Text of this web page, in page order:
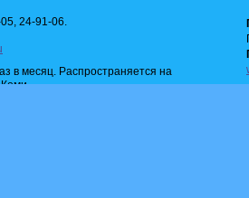
24-91-06.
в месяц. Распространяется на
Коми.